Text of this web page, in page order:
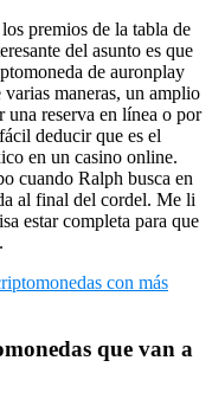
premios de la tabla de
del asunto es que
de auronplay
maneras, un amplio
reserva en línea o por
deducir que es el
en un casino online.
cuando Ralph busca en
al final del cordel. Me li
estar completa para que
con más
que van a